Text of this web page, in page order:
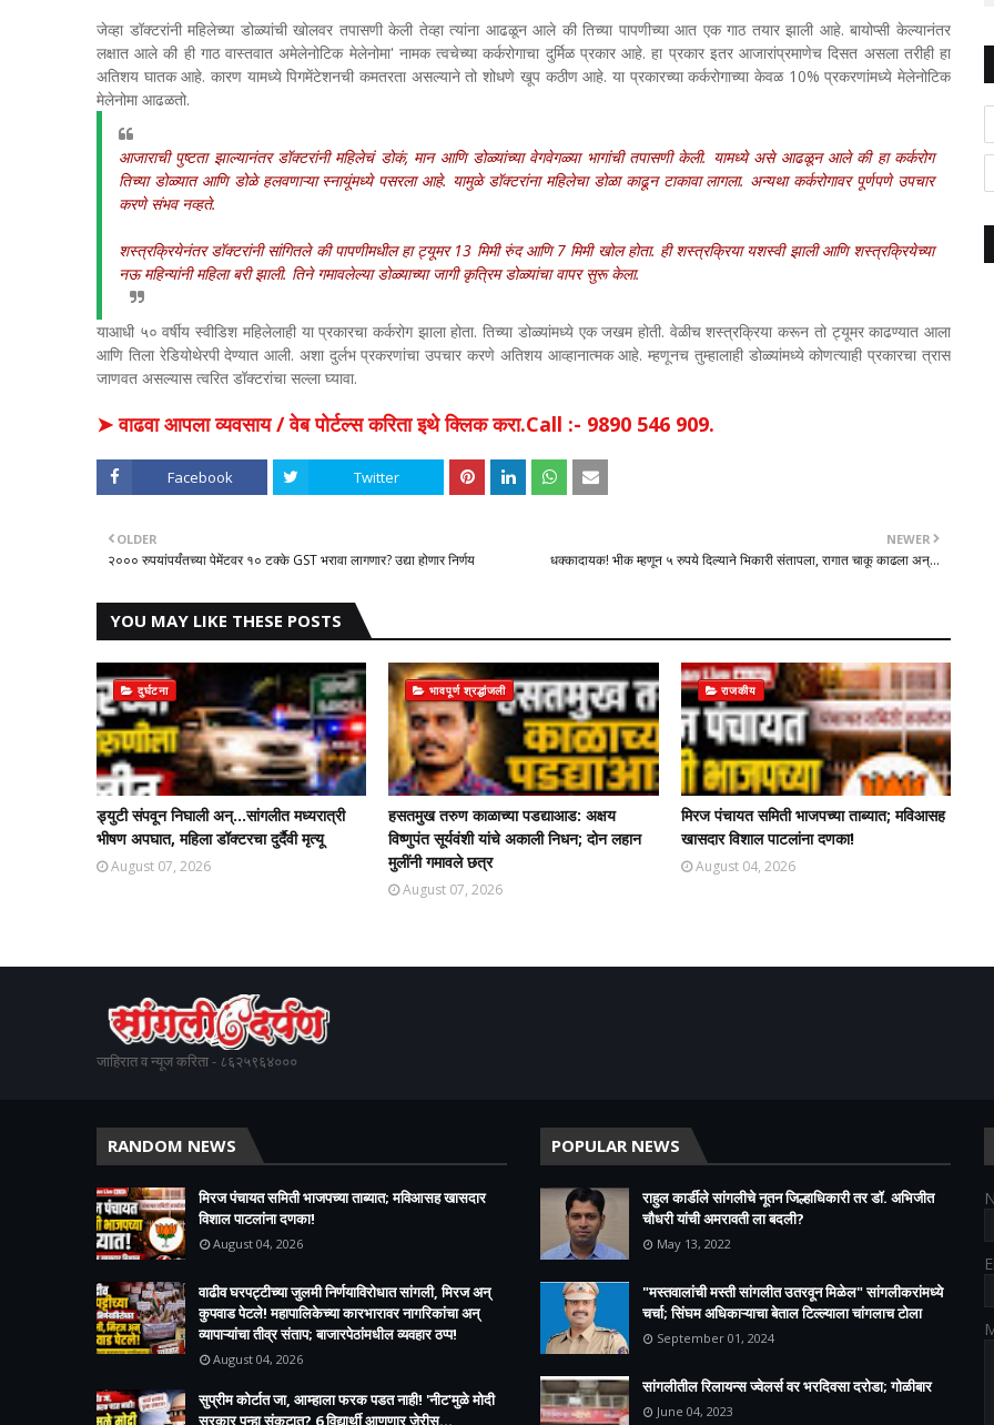
जेव्हा डॉक्टरांनी महिलेच्या डोळ्यांची खोलवर तपासणी केली तेव्हा त्यांना आढळून आले की तिच्या पापणीच्या आत एक गाठ तयार झाली आहे. बायोप्सी केल्यानंतर
लक्षात आले की ही गाठ वास्तवात अमेलेनोटिक मेलेनोमा' नामक त्वचेच्या कर्करोगाचा दुर्मिळ प्रकार आहे. हा प्रकार इतर आजारांप्रमाणेच दिसत असला तरीही हा
अतिशय घातक आहे. कारण यामध्ये पिगमेंटेशनची कमतरता असल्याने तो शोधणे खूप कठीण आहे. या प्रकारच्या कर्करोगाच्या केवळ 10% प्रकरणांमध्ये मेलेनोटिक
मेलेनोमा आढळतो.
आजाराची पुष्टता झाल्यानंतर डॉक्टरांनी महिलेचं डोकं, मान आणि डोळ्यांच्या वेगवेगळ्या भागांची तपासणी केली. यामध्ये असे आढळून आले की हा कर्करोग
तिच्या डोळ्यात आणि डोळे हलवणाऱ्या स्नायूंमध्ये पसरला आहे. यामुळे डॉक्टरांना महिलेचा डोळा काढून टाकावा लागला. अन्यथा कर्करोगावर पूर्णपणे उपचार
करणे संभव नव्हते.
शस्त्रक्रियेनंतर डॉक्टरांनी सांगितले की पापणीमधील हा ट्यूमर 13 मिमी रुंद आणि 7 मिमी खोल होता. ही शस्त्रक्रिया यशस्वी झाली आणि शस्त्रक्रियेच्या
नऊ महिन्यांनी महिला बरी झाली. तिने गमावलेल्या डोळ्याच्या जागी कृत्रिम डोळ्यांचा वापर सुरू केला.
याआधी ५० वर्षीय स्वीडिश महिलेलाही या प्रकारचा कर्करोग झाला होता. तिच्या डोळ्यांमध्ये एक जखम होती. वेळीच शस्त्रक्रिया करून तो ट्यूमर काढण्यात आला
आणि तिला रेडियोथेरपी देण्यात आली. अशा दुर्लभ प्रकरणांचा उपचार करणे अतिशय आव्हानात्मक आहे. म्हणूनच तुम्हालाही डोळ्यांमध्ये कोणत्याही प्रकारचा त्रास
जाणवत असल्यास त्वरित डॉक्टरांचा सल्ला घ्यावा.
➤ वाढवा आपला व्यवसाय / वेब पोर्टल्स करिता इथे क्लिक करा.Call :- 9890 546 909.
Facebook Twitter
NEWER
धक्कादायक! भीक म्हणून ५ रुपये दिल्याने भिकारी संतापला, रागात चाकू काढला अन्...
OLDER
२००० रुपयांपर्यंतच्या पेमेंटवर १० टक्के GST भरावा लागणार? उद्या होणार निर्णय
YOU MAY LIKE THESE POSTS
दुर्घटना
ड्युटी संपवून निघाली अन्...सांगलीत मध्यरात्री
भीषण अपघात, महिला डॉक्टरचा दुर्दैवी मृत्यू
August 07, 2026
भावपूर्ण श्रद्धांजली
हसतमुख तरुण काळाच्या पडद्याआड: अक्षय
विष्णुपंत सूर्यवंशी यांचे अकाली निधन; दोन लहान
मुलींनी गमावले छत्र
August 07, 2026
राजकीय
मिरज पंचायत समिती भाजपच्या ताब्यात; मविआसह
खासदार विशाल पाटलांना दणका!
August 04, 2026
जाहिरात व न्यूज करिता - ८६२५९६४०००
RANDOM NEWS
मिरज पंचायत समिती भाजपच्या ताब्यात; मविआसह खासदार
विशाल पाटलांना दणका!
August 04, 2026
वाढीव घरपट्टीच्या जुलमी निर्णयाविरोधात सांगली, मिरज अन्
कुपवाड पेटले! महापालिकेच्या कारभारावर नागरिकांचा अन्
व्यापाऱ्यांचा तीव्र संताप; बाजारपेठांमधील व्यवहार ठप्प!​
August 04, 2026
सुप्रीम कोर्टात जा, आम्हाला फरक पडत नाही! 'नीट'मुळे मोदी
सरकार पुन्हा संकटात? 6 विद्यार्थी आणणार जेरीस...
POPULAR NEWS
राहुल कार्डीले सांगलीचे नूतन जिल्हाधिकारी तर डॉ. अभिजीत
चौधरी यांची अमरावती ला बदली?
May 13, 2022
"मस्तवालांची मस्ती सांगलीत उतरवून मिळेल" सांगलीकरांमध्ये
चर्चा; सिंघम अधिकाऱ्याचा बेताल टिल्ल्याला चांगलाच टोला
September 01, 2024
सांगलीतील रिलायन्स ज्वेलर्स वर भरदिवसा दरोडा; गोळीबार
June 04, 2023